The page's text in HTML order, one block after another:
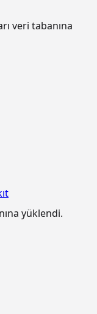
veri tabanına
yüklendi.